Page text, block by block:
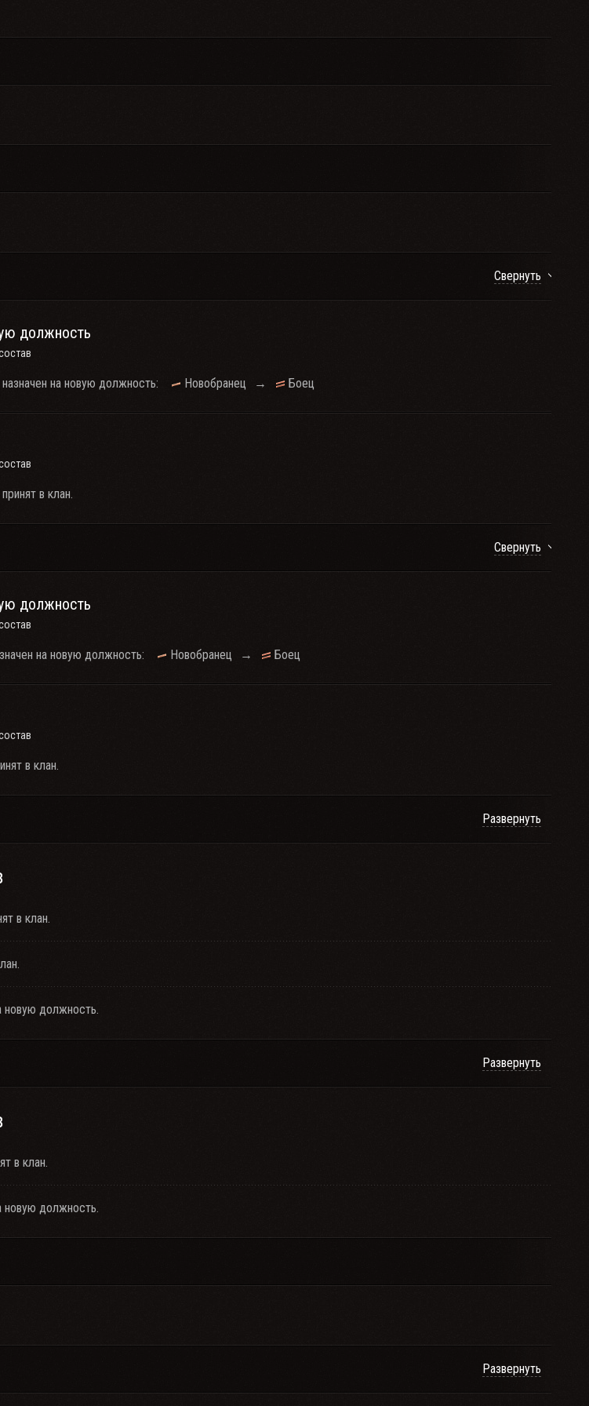
Свернуть
должность
назначен на новую должность: Новобранец → Боец
принят в клан.
Свернуть
должность
на новую должность: Новобранец → Боец
в клан.
Развернуть
в клан.
новую должность.
Развернуть
в клан.
новую должность.
Развернуть